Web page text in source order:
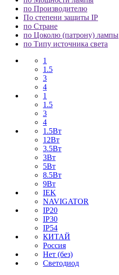
по Производителю
По степени защиты IP
по Стране
по Цоколю (патрону) лампы
по Типу источника света
1
1.5
3
4
1
1.5
3
4
1.5Вт
12Вт
3.5Вт
3Вт
5Вт
8.5Вт
9Вт
IEK
NAVIGATOR
IP20
IP30
IP54
КИТАЙ
Россия
Нет (без)
Светодиод